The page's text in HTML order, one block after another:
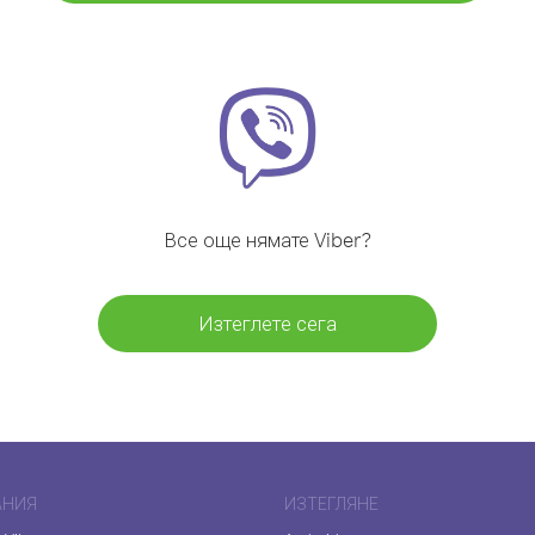
Все още нямате Viber?
Изтеглете сега
ИЗТЕГЛЯНЕ